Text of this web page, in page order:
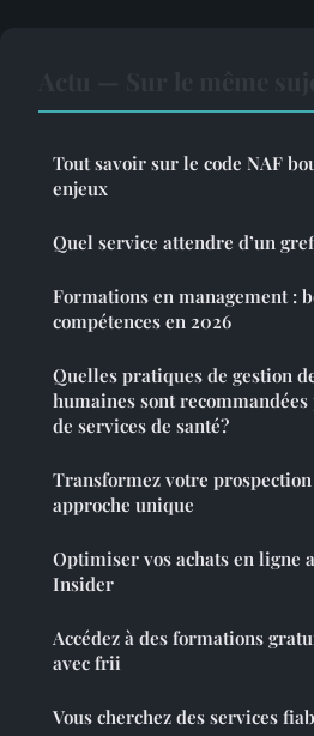
Tout savoir sur le code NAF
enjeux
Quel service attendre d’un
Formations en management :
compétences en 2026
Quelles pratiques de gestion
humaines sont
de services de santé?
Transformez votre
approche unique
Optimiser vos achats en ligne
Insider
Accédez à des formations
avec frii
Vous cherchez des services